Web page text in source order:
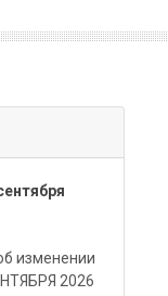
изменении
2026